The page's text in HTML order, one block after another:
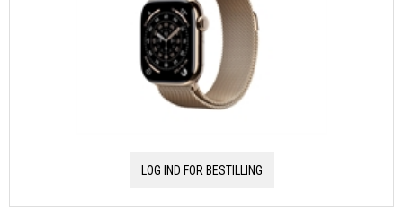
LOG IND FOR BESTILLING